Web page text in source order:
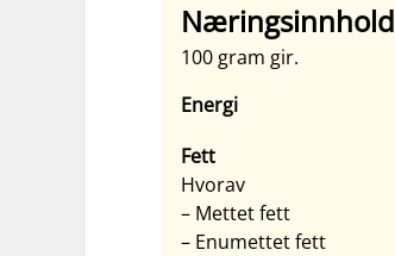
Næringsinnhold
100 gram gir.
Energi
Fett
Hvorav
– Mettet fett
– Enumettet fett